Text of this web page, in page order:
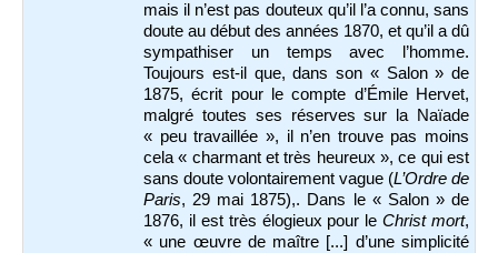
mais il n’est pas douteux qu’il l’a connu, sans
doute au début des années 1870, et qu’il a dû
sympathiser un temps avec l’homme.
Toujours est-il que, dans son « Salon » de
1875, écrit pour le compte d’Émile Hervet,
malgré toutes ses réserves sur la Naïade
« peu travaillée », il n’en trouve pas moins
cela « charmant et très heureux », ce qui est
sans doute volontairement vague (L’Ordre de
Paris, 29 mai 1875),. Dans le « Salon » de
1876, il est très élogieux pour leChrist mort,
« une œuvre de maître [...] d’une simplicité